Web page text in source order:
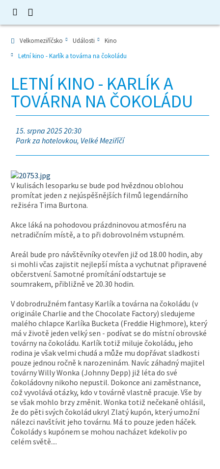
Velkomeziříčsko Události
Kino
Letní kino - Karlík a továrna na čokoládu
LETNÍ KINO - KARLÍK A
TOVÁRNA NA ČOKOLÁDU
15. srpna 2025 20:30
Park za hotelovkou, Velké Meziříčí
V kulisách lesoparku se bude pod hvězdnou oblohou
promítat jeden z nejúspěšnějších filmů legendárního
režiséra Tima Burtona.
Akce láká na pohodovou prázdninovou atmosféru na
netradičním místě, a to při dobrovolném vstupném.
Areál bude pro návštěvníky otevřen již od 18.00 hodin, aby
si mohli včas zajistit nejlepší místa a vychutnat připravené
občerstvení. Samotné promítání odstartuje se
soumrakem, přibližně ve 20.30 hodin.
V dobrodružném fantasy Karlík a továrna na čokoládu (v
originále Charlie and the Chocolate Factory) sledujeme
malého chlapce Karlíka Bucketa (Freddie Highmore), který
má v životě jeden velký sen - podívat se do místní obrovské
továrny na čokoládu. Karlík totiž miluje čokoládu, jeho
rodina je však velmi chudá a může mu dopřávat sladkosti
pouze jednou ročně k narozeninám. Navíc záhadný majitel
továrny Willy Wonka (Johnny Depp) již léta do své
čokoládovny nikoho nepustil. Dokonce ani zaměstnance,
což vyvolává otázky, kdo v továrně vlastně pracuje. Vše by
se však mohlo brzy změnit. Wonka totiž nečekaně ohlásil,
že do pěti svých čokolád ukryl Zlatý kupón, který umožní
nálezci navštívit jeho továrnu. Má to pouze jeden háček.
Čokolády s kupónem se mohou nacházet kdekoliv po
celém světě....